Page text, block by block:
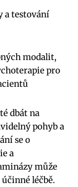
a testování
modalit,
pro
dbát na
pohyb a
se o
a
může
léčbě.